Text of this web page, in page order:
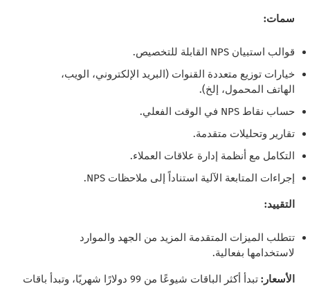
سمات:
قوالب استبيان NPS القابلة للتخصيص.
خيارات توزيع متعددة القنوات (البريد الإلكتروني، الويب،
الهاتف المحمول، إلخ).
حساب نقاط NPS في الوقت الفعلي.
تقارير وتحليلات متقدمة.
التكامل مع أنظمة إدارة علاقات العملاء.
إجراءات المتابعة الآلية استناداً إلى ملاحظات NPS.
التقييد:
تتطلب الميزات المتقدمة المزيد من الجهد والموارد
لاستخدامها بفعالية.
الأسعار:
تبدأ أكثر الباقات شيوعًا من 99 دولارًا شهريًا، وتبدأ باقات